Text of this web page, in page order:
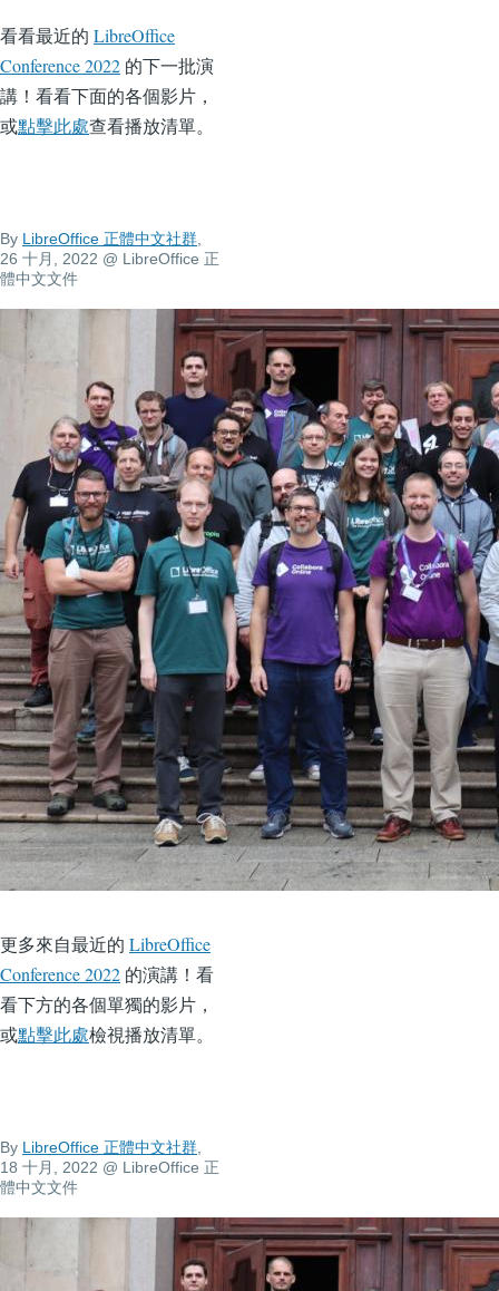
看看最近的 LibreOffice
Conference 2022 的下一批演
講！看看下面的各個影片，
或點擊此處查看播放清單。
By LibreOffice 正體中文社群
26 十月, 2022 @ LibreOffice 正
體中文文件
更多來自最近的 LibreOffice
Conference 2022 的演講！看
看下方的各個單獨的影片，
或點擊此處檢視播放清單。
By LibreOffice 正體中文社群
18 十月, 2022 @ LibreOffice 正
體中文文件